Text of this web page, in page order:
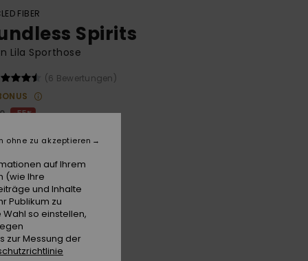
FIBER
Spirits
Lila Sporthose
(6 Bewertungen)
55%
RABATT 25% EXTRA
Nirvana
auf Ihrem
(wie Ihre
und Inhalte
Publikum zu
so einstellen,
zur Messung der
ohne zu akzeptieren